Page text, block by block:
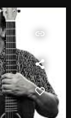
insert_link